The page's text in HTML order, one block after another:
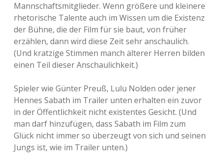
Mannschaftsmitglieder. Wenn größere und kleinere
rhetorische Talente auch im Wissen um die Existenz
der Bühne, die der Film für sie baut, von früher
erzählen, dann wird diese Zeit sehr anschaulich.
(Und kratzige Stimmen manch älterer Herren bilden
einen Teil dieser Anschaulichkeit.)
Spieler wie Günter Preuß, Lulu Nolden oder jener
Hennes Sabath im Trailer unten erhalten ein zuvor
in der Öffentlichkeit nicht existentes Gesicht. (Und
man darf hinzufügen, dass Sabath im Film zum
Glück nicht immer so überzeugt von sich und seinen
Jungs ist, wie im Trailer unten.)